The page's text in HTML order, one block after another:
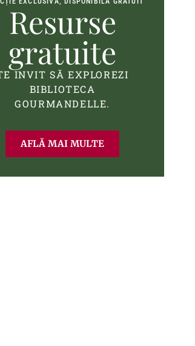
Resurse
gratuite
INVIT SĂ EXPLOREZI
BIBLIOTECA
GOURMANDELLE.
AFLĂ MAI MULTE